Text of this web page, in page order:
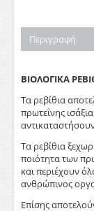
Περιγραφή
ΒΙΟΛΟΓΙΚΑ
Τα ρεβίθια
πρωτεΐνης
Τα ρεβίθια
ποιότητα των
και περιέχουν
ανθρώπινος
Επίσης